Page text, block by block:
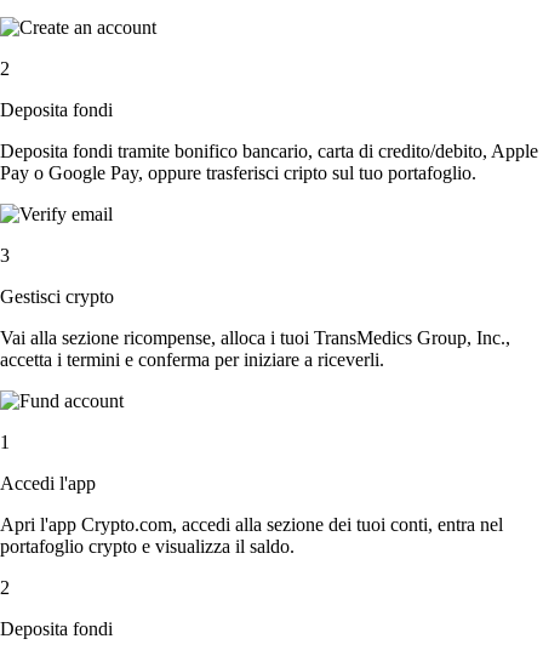
2
Deposita fondi
Deposita fondi tramite bonifico bancario, carta di credito/debito, Apple
Pay o Google Pay, oppure trasferisci cripto sul tuo portafoglio.
3
Gestisci crypto
Vai alla sezione ricompense, alloca i tuoi TransMedics Group, Inc.,
accetta i termini e conferma per iniziare a riceverli.
1
Accedi l'app
Apri l'app Crypto.com, accedi alla sezione dei tuoi conti, entra nel
portafoglio crypto e visualizza il saldo.
2
Deposita fondi